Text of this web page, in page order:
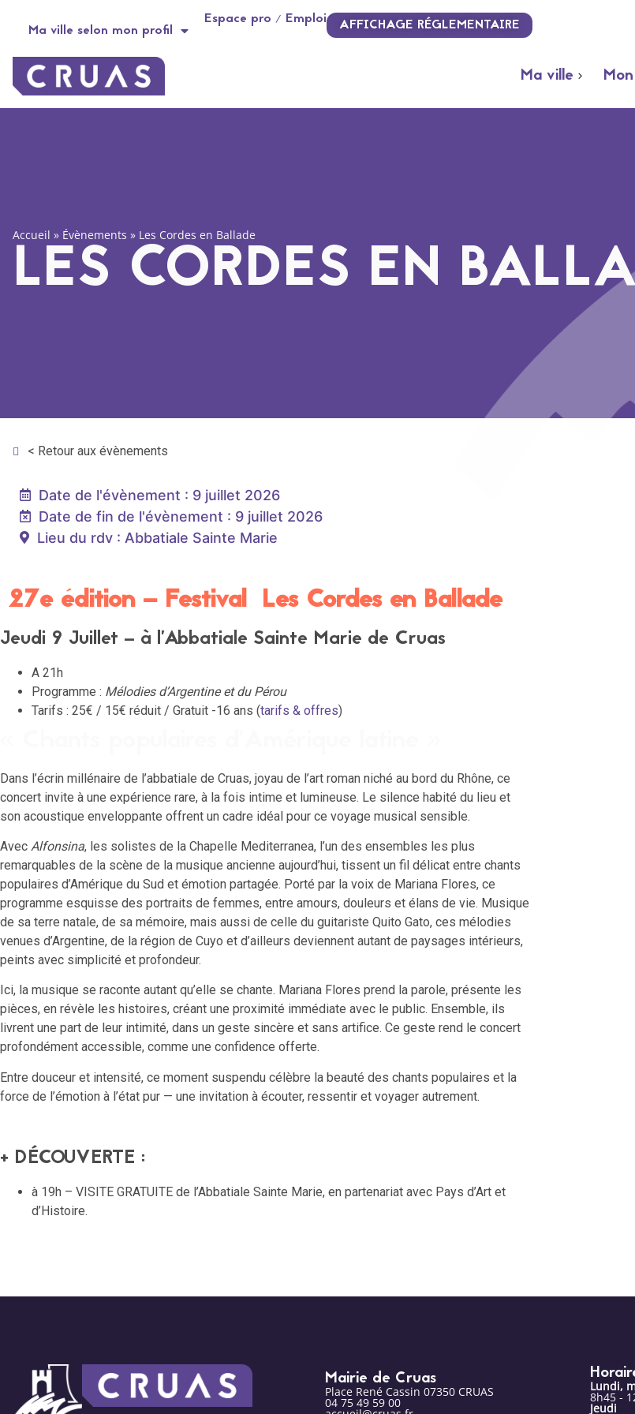
Ma ville selon mon profil
Espace pro / Emploi AFFICHAGE RÉGLEMENTAIRE
Ma ville
Accueil » Évènements » Les Cordes en Ballade
LES CORDES EN
< Retour aux évènements
Date de l'évènement : 9 juillet 2026
Date de fin de l'évènement : 9 juillet 2026
Lieu du rdv : Abbatiale Sainte Marie
27e édition – Festival Les Cordes en Ballade
Jeudi 9 Juillet – à l’Abbatiale Sainte Marie de Cruas
A 21h
Programme : Mélodies d’Argentine et du Pérou
Tarifs : 25€ / 15€ réduit / Gratuit -16 ans (tarifs & offres)
Dans l’écrin millénaire de l’abbatiale de Cruas, joyau de l’art roman niché au bord du Rhône, ce
concert invite à une expérience rare, à la fois intime et lumineuse. Le silence habité du lieu et
son acoustique enveloppante offrent un cadre idéal pour ce voyage musical sensible.
Avec Alfonsina, les solistes de la Chapelle Mediterranea, l’un des ensembles les plus
remarquables de la scène de la musique ancienne aujourd’hui, tissent un fil délicat entre chants
populaires d’Amérique du Sud et émotion partagée. Porté par la voix de Mariana Flores, ce
programme esquisse des portraits de femmes, entre amours, douleurs et élans de vie. Musique
de sa terre natale, de sa mémoire, mais aussi de celle du guitariste Quito Gato, ces mélodies
venues d’Argentine, de la région de Cuyo et d’ailleurs deviennent autant de paysages intérieurs,
peints avec simplicité et profondeur.
Ici, la musique se raconte autant qu’elle se chante. Mariana Flores prend la parole, présente les
pièces, en révèle les histoires, créant une proximité immédiate avec le public. Ensemble, ils
livrent une part de leur intimité, dans un geste sincère et sans artifice. Ce geste rend le concert
profondément accessible, comme une confidence offerte.
Entre douceur et intensité, ce moment suspendu célèbre la beauté des chants populaires et la
force de l’émotion à l’état pur — une invitation à écouter, ressentir et voyager autrement.
+ DÉCOUVERTE :
à 19h – VISITE GRATUITE de l’Abbatiale Sainte Marie, en partenariat avec Pays d’Art et
d’Histoire.
Mairie de Cruas
Place René Cassin 07350 CRUAS
04 75 49 59 00
Lundi,
8h45 -
Jeudi